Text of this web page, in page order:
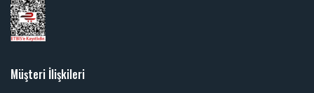
Müşteri İlişkileri